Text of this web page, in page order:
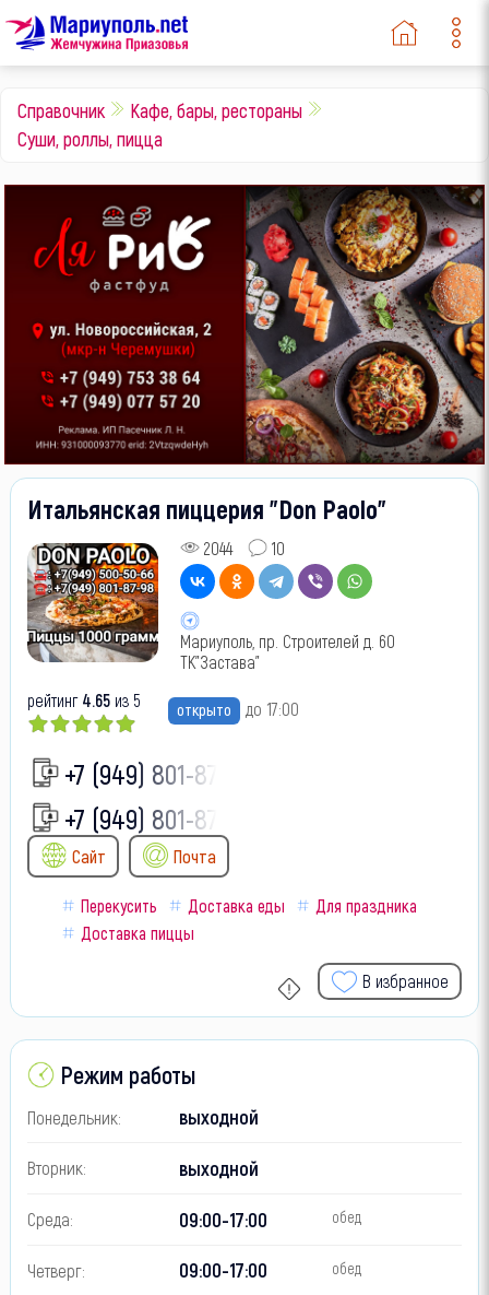
Справочник
Кафе, бары, рестораны
Суши, роллы, пицца
Итальянская пиццерия "Don Paolo"
2044 10
Мариуполь, пр. Строителей д. 60
ТК"Застава"
рейтинг 4.65из 5 открыто до 17:00
+7 (949) 801-87-
+7 (949) 801-87-
Сайт Почта
Перекусить Доставка еды
Для праздника
Доставка пиццы
В избранное
Режим работы
Понедельник: выходной
Вторник: выходной
Среда: 09:00-17:00 обед
Четверг: 09:00-17:00 обед